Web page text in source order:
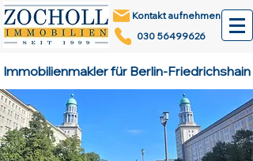
Kontakt aufnehmen
030 56499626
Immobilienmakler für Berlin-Friedrichshain